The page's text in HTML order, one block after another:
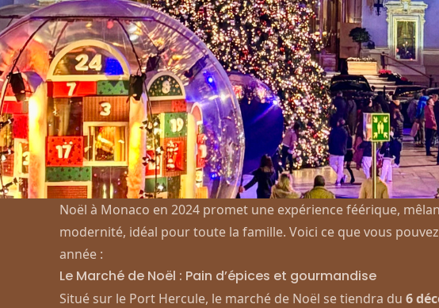
Noël à Monaco en 2024 promet une expérience féérique,
modernité, idéal pour toute la famille. Voici ce que vous
année :
Le Marché de Noël : Pain d’épices et gourmandise
Situé sur le Port Hercule, le marché de Noël se tiendra du 6